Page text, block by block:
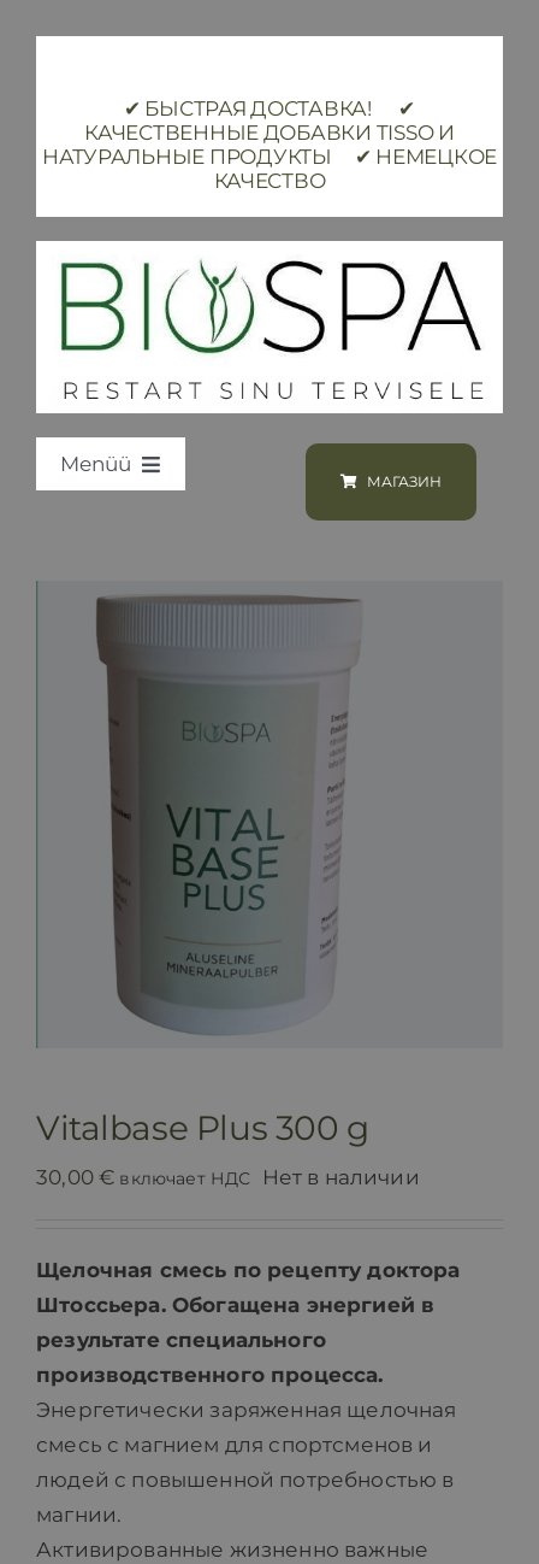
✔ БЫСТРАЯ ДОСТАВКА! ✔
КАЧЕСТВЕННЫЕ ДОБАВКИ TISSO И
НАТУРАЛЬНЫЕ ПРОДУКТЫ ✔ НЕМЕЦКОЕ
КАЧЕСТВО
Menüü
Программы и процедуры
Бронирование
Прайс-лист
МАГАЗИН
Vitalbase Plus 300 g
30,00€ включает НДС Нет в наличии
Щелочная смесь по рецепту доктора
Штоссьера. Обогащена энергией в
результате специального
производственного процесса.
Энергетически заряженная щелочная
смесь с магнием для спортсменов и
людей с повышенной потребностью в
магнии.
Активированные жизненно важные